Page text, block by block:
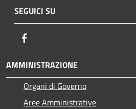
SEGUICI SU
AMMINISTRAZIONE
Organi di Governo
Aree Amministrative